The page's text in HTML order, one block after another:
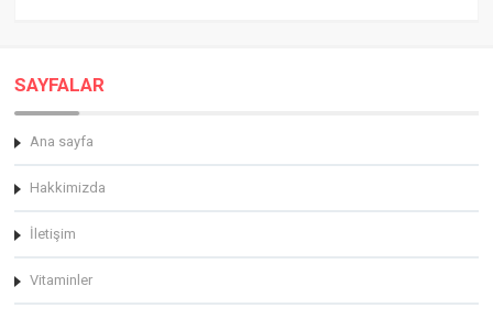
SAYFALAR
Ana sayfa
Hakkimizda
İletişim
Vitaminler